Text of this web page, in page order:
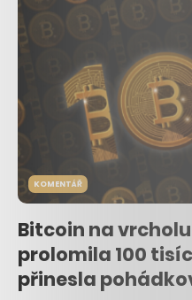
KOMENTÁŘ
Bitcoin na
prolomila 100
přinesla